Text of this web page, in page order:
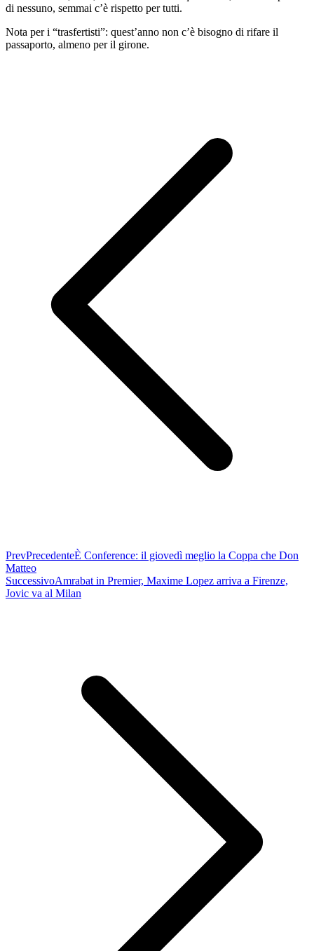
di nessuno, semmai c’è rispetto per tutti.
Nota per i “trasfertisti”: quest’anno non c’è bisogno di rifare il
passaporto, almeno per il girone.
PrevPrecedenteÈ Conference: il giovedì meglio la Coppa che Don
Matteo
SuccessivoAmrabat in Premier, Maxime Lopez arriva a Firenze,
Jovic va al Milan